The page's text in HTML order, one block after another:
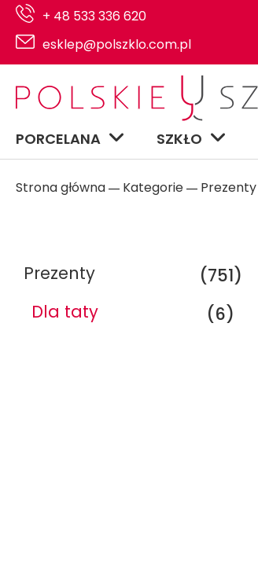
+ 48 533 336 620
esklep@polszklo.com.pl
PORCELANA SZKŁO
Strona główna ― Kategorie ― Prezenty
Prezenty
(751)
Dla taty
(6)